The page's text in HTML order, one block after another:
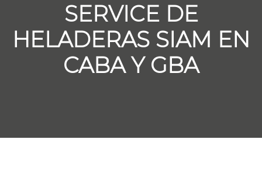
SERVICE DE
HELADERAS SIAM EN
CABA Y GBA